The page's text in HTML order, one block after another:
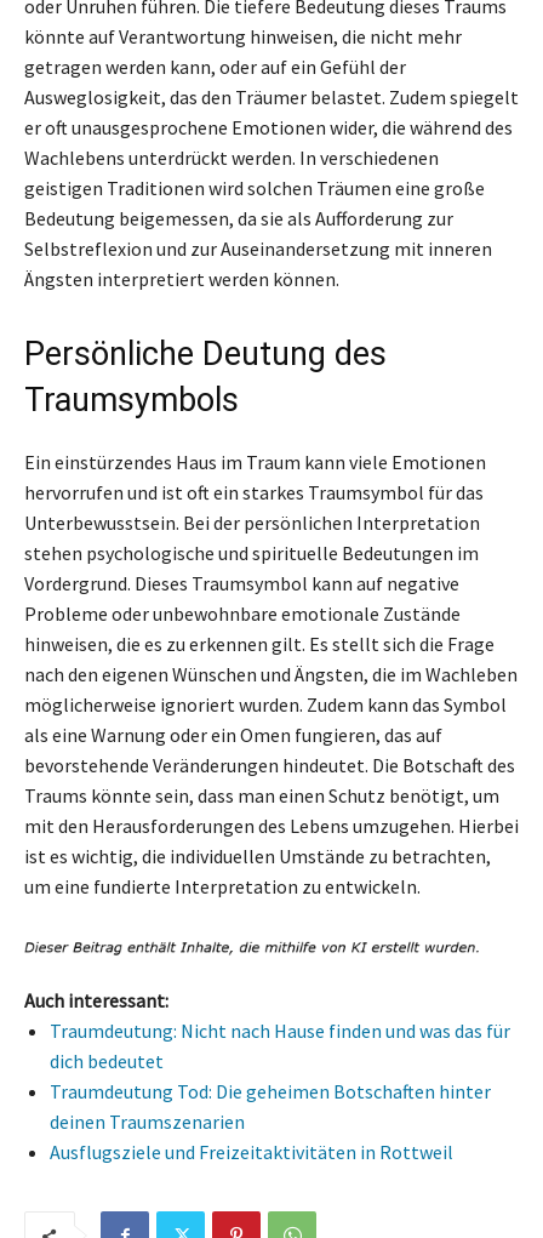
oder Unruhen führen. Die tiefere Bedeutung dieses Traums
könnte auf Verantwortung hinweisen, die nicht mehr
getragen werden kann, oder auf ein Gefühl der
Ausweglosigkeit, das den Träumer belastet. Zudem spiegelt
er oft unausgesprochene Emotionen wider, die während des
Wachlebens unterdrückt werden. In verschiedenen
geistigen Traditionen wird solchen Träumen eine große
Bedeutung beigemessen, da sie als Aufforderung zur
Selbstreflexion und zur Auseinandersetzung mit inneren
Ängsten interpretiert werden können.
Persönliche Deutung des
Traumsymbols
Ein einstürzendes Haus im Traum kann viele Emotionen
hervorrufen und ist oft ein starkes Traumsymbol für das
Unterbewusstsein. Bei der persönlichen Interpretation
stehen psychologische und spirituelle Bedeutungen im
Vordergrund. Dieses Traumsymbol kann auf negative
Probleme oder unbewohnbare emotionale Zustände
hinweisen, die es zu erkennen gilt. Es stellt sich die Frage
nach den eigenen Wünschen und Ängsten, die im Wachleben
möglicherweise ignoriert wurden. Zudem kann das Symbol
als eine Warnung oder ein Omen fungieren, das auf
bevorstehende Veränderungen hindeutet. Die Botschaft des
Traums könnte sein, dass man einen Schutz benötigt, um
mit den Herausforderungen des Lebens umzugehen. Hierbei
ist es wichtig, die individuellen Umstände zu betrachten,
um eine fundierte Interpretation zu entwickeln.
Auch interessant:
Traumdeutung: Nicht nach Hause finden und was das für
dich bedeutet
Traumdeutung Tod: Die geheimen Botschaften hinter
deinen Traumszenarien
Ausflugsziele und Freizeitaktivitäten in Rottweil